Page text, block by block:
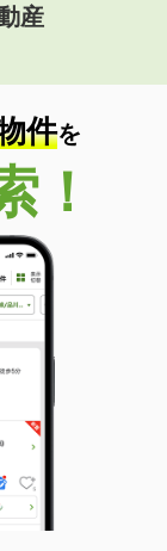
産
件を
！